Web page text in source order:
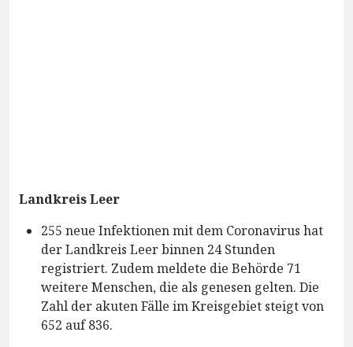
Landkreis Leer
255 neue Infektionen mit dem Coronavirus hat
der Landkreis Leer binnen 24 Stunden
registriert. Zudem meldete die Behörde 71
weitere Menschen, die als genesen gelten. Die
Zahl der akuten Fälle im Kreisgebiet steigt von
652 auf 836.